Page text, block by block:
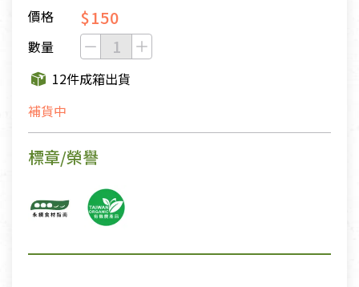
價格
$150
數量
12件成箱出貨
補貨中
標章/榮譽